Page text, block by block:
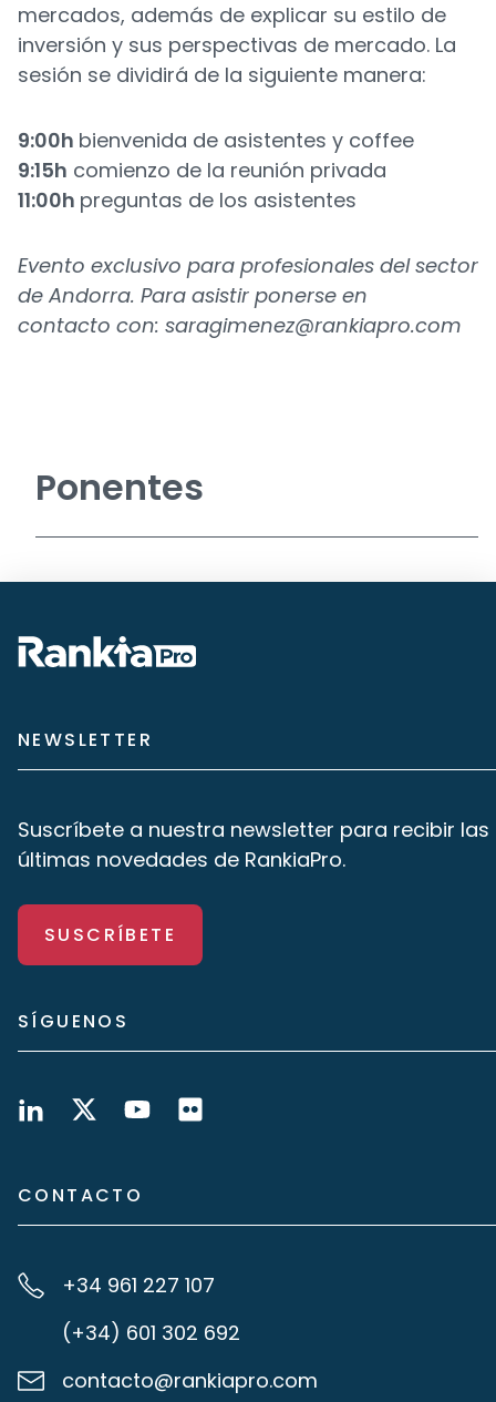
mercados, además de explicar su estilo de
inversión y sus perspectivas de mercado. La
sesión se dividirá de la siguiente manera:
9:00h bienvenida de asistentes y coffee
9:15h comienzo de la reunión privada
11:00h preguntas de los asistentes
Evento exclusivo para profesionales del sector
de Andorra. Para asistir ponerse en
contacto con: saragimenez@rankiapro.com
Ponentes
NEWSLETTER
Suscríbete a nuestra newsletter para recibir las
últimas novedades de RankiaPro.
SUSCRÍBETE
SÍGUENOS
CONTACTO
+34 961 227 107
(+34) 601 302 692
contacto@rankiapro.com